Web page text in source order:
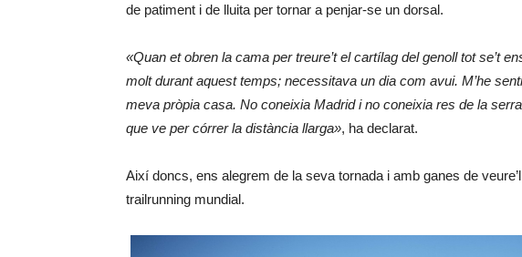
de patiment i de lluita per tornar a penjar-se un dorsal.
«Quan et obren la cama per treure’t el cartílag del genoll tot se’t
molt durant aquest temps; necessitava un dia com avui. M’he
meva pròpia casa. No coneixia Madrid i no coneixia res de la
que ve per córrer la distància llarga», ha declarat.
Així doncs, ens alegrem de la seva tornada i amb ganes de
trailrunning mundial.